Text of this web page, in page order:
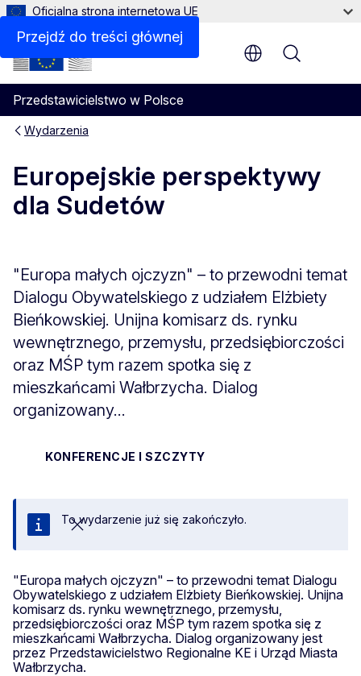
Przejdź do treści głównej
Oficjalna strona internetowa UE
Przedstawicielstwo w Polsce
Menu
Wydarzenia
Europejskie perspektywy
dla Sudetów
"Europa małych ojczyzn" – to przewodni temat
Dialogu Obywatelskiego z udziałem Elżbiety
Bieńkowskiej. Unijna komisarz ds. rynku
wewnętrznego, przemysłu, przedsiębiorczości
oraz MŚP tym razem spotka się z
mieszkańcami Wałbrzycha. Dialog
organizowany...
KONFERENCJE I SZCZYTY
Zamknij
To wydarzenie już się zakończyło.
"Europa małych ojczyzn" – to przewodni temat Dialogu
Obywatelskiego z udziałem Elżbiety Bieńkowskiej. Unijna
komisarz ds. rynku wewnętrznego, przemysłu,
przedsiębiorczości oraz MŚP tym razem spotka się z
mieszkańcami Wałbrzycha. Dialog organizowany jest
przez Przedstawicielstwo Regionalne KE i Urząd Miasta
Wałbrzycha.